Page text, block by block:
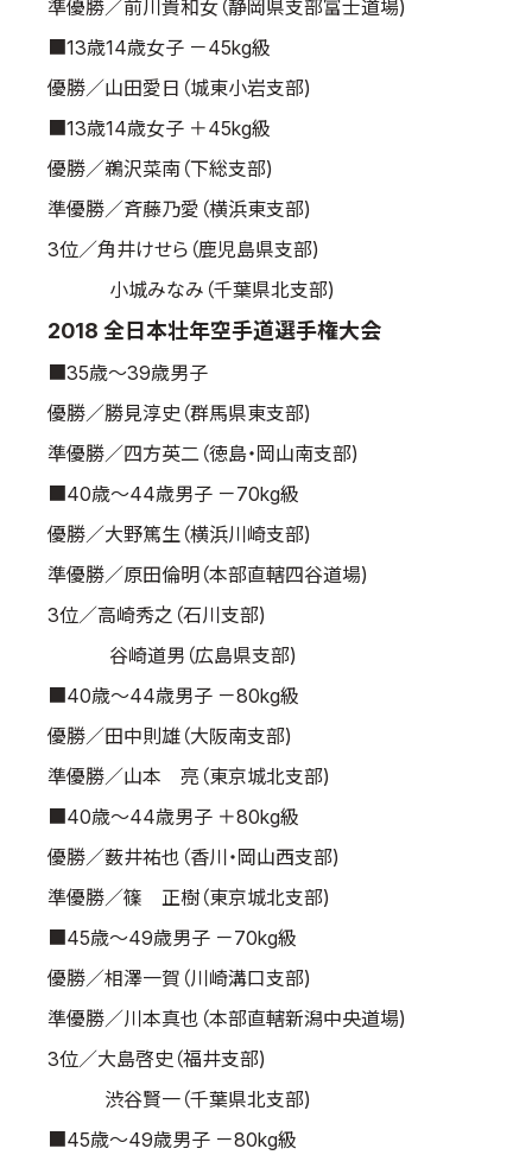
準優勝／前川貴和女（静岡県支部富士道場)
■13歳14歳女子 －45kg級
優勝／山田愛日（城東小岩支部)
■13歳14歳女子 ＋45kg級
優勝／鵜沢菜南（下総支部)
準優勝／斉藤乃愛（横浜東支部)
3位／角井けせら（鹿児島県支部)
小城みなみ（千葉県北支部)
2018 全日本壮年空手道選手権大会
■35歳～39歳男子
優勝／勝見淳史（群馬県東支部)
準優勝／四方英二（徳島・岡山南支部)
■40歳～44歳男子 －70kg級
優勝／大野篤生（横浜川崎支部)
準優勝／原田倫明（本部直轄四谷道場)
3位／高崎秀之（石川支部)
谷崎道男（広島県支部)
■40歳～44歳男子 －80kg級
優勝／田中則雄（大阪南支部)
準優勝／山本 亮（東京城北支部)
■40歳～44歳男子 ＋80kg級
優勝／薮井祐也（香川・岡山西支部)
準優勝／篠 正樹（東京城北支部)
■45歳～49歳男子 －70kg級
優勝／相澤一賀（川崎溝口支部)
準優勝／川本真也（本部直轄新潟中央道場)
3位／大島啓史（福井支部)
渋谷賢一（千葉県北支部)
■45歳～49歳男子 －80kg級